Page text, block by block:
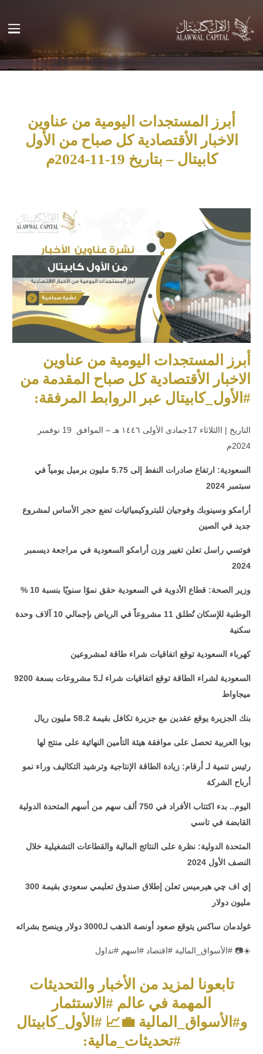
أبرز المستجدات اليومية من عناوين
الاخبار الأقتصادية كل صباح من الأول
كابيتال – بتاريخ 19-11-2024م
أبرز المستجدات اليومية من عناوين
الاخبار الأقتصادية كل صباح المقدمة من
#الأول_كابيتال عبر الروابط المرفقة:
التاريخ | االثلاثاء 17جمادى الأولى ١٤٤٦ هـ – الموافق 19 نوفمبر
2024م
السعودية: ارتفاع صادرات النفط إلى 5.75 مليون برميل يومياً في
سبتمبر 2024
أرامكو وسينوبك وفوجيان للبتروكيميائيات تضع حجر الأساس لمشروع
جديد في الصين
فوتسي راسل تعلن تغيير وزن أرامكو السعودية في مراجعة ديسمبر
2024
وزير الصحة: قطاع الأدوية في السعودية حقق نموًا سنويًا بنسبة 10 %
الوطنية للإسكان تُطلق 11 مشروعاً في الرياض بإجمالي 10 آلاف وحدة
سكنية
كهرباء السعودية توقع اتفاقيات شراء طاقة لمشروعين
السعودية لشراء الطاقة توقع اتفاقيات شراء لـ5 مشروعات بسعة 9200
ميجاواط
بنك الجزيرة يوقع عقدين مع جزيرة تكافل بقيمة 58.2 مليون ريال
بوبا العربية تحصل على موافقة هيئة التأمين النهائية على منتج لها
رئيس تنمية لـ أرقام: زيادة الطاقة الإنتاجية وترشيد التكاليف وراء نمو
أرباح الشركة
اليوم.. بدء اكتتاب الأفراد في 750 ألف سهم من أسهم المتحدة الدولية
القابضة في تاسي
المتحدة الدولية: نظرة على النتائج المالية والقطاعات التشغيلية خلال
النصف الأول 2024
إي اف چي هيرميس تعلن إطلاق صندوق تعليمي سعودي بقيمة 300
مليون دولار
غولدمان ساكس يتوقع صعود أونصة الذهب لـ3000 دولار وينصح بشرائه
☀️📷 #الأسواق_المالية #اقتصاد #اسهم #تداول
تابعونا لمزيد من الأخبار والتحديثات
المهمة في عالم #الاستثمار
و#الأسواق_المالية 💼📈 #الأول_كابيتال
#تحديثات_مالية: